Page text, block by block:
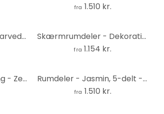
fra 1.510 kr.
Rumdeler - Regnbuefarvede trekanter, 3-delt Skærmrumdeler - Dekorativ sten, 3-delt
fra 1.154 kr.
Skærm til rumopdeling - Zen-sten, 3-delt Rumdeler - Jasmin, 5-delt - 225x172 cm
fra 1.510 kr.